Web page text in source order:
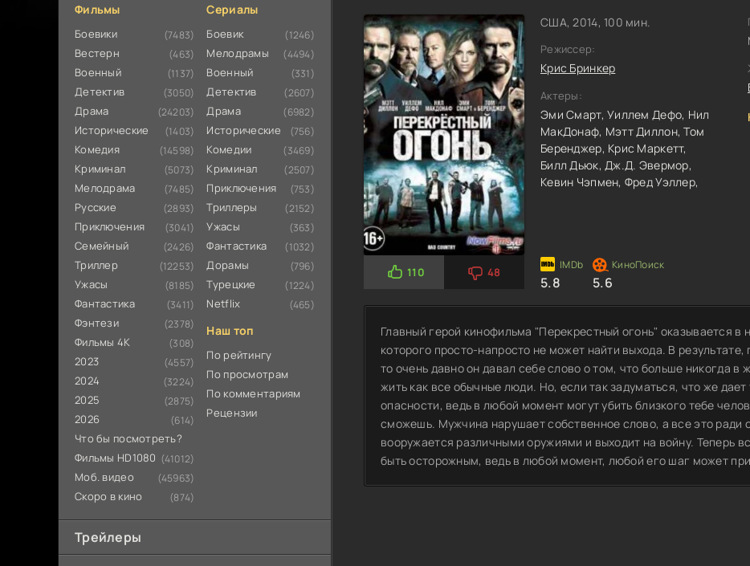
Фильмы
Боевики (7483)
Вестерн (463)
Военный (1137)
Детектив (3050)
Драма (24203)
Исторические (1403)
Комедия (14598)
Криминал (5073)
Мелодрама (7485)
Русские (2893)
Приключения (3041)
Семейный (2426)
Триллер (12253)
Ужасы (8185)
Фантастика (3411)
Фэнтези (2378)
Фильмы 4К (308)
2023 (4557)
2024 (3224)
2025 (2875)
2026 (614)
Что бы посмотреть?
Фильмы HD1080 (41012)
Моб. видео (45963)
Скоро в кино (874)
Сериалы
Боевик (1246)
Мелодрамы (4494)
Военный (331)
Детектив (2607)
Драма (6982)
Исторические (756)
Комедии (3469)
Криминал (2507)
Приключения (753)
Триллеры (2152)
Ужасы (363)
Фантастика (1032)
Дорамы (796)
Турецкие (1224)
Netflix (465)
Наш топ
По рейтингу
По просмотрам
По комментариям
Рецензии
Трейлеры
110 48
США, 2014, 100 мин.
Режиссер:
Крис Бринкер
Актеры:
Эми Смарт,Уиллем Дефо, Нил
МакДонаф, Мэтт Диллон,Том
Беренджер, Крис Маркетт,
Билл Дьюк,Дж.Д. Эвермор,
Кевин Чэпмен, Фред Уэллер,
5.8 5.6
Главный герой кинофильма "Перекрестный огонь" оказывается
которого просто-напросто не может найти выхода. В
то очень давно он давал себе слово о том, что больше никогда в
жить как все обычные люди. Но, если так задуматься, что же
опасности, ведь в любой момент могут убить близкого тебе
сможешь. Мужчина нарушает собственное слово, а все это ради
вооружается различными оружиями и выходит на войну. Теперь
быть осторожным, ведь в любой момент, любой его шаг может